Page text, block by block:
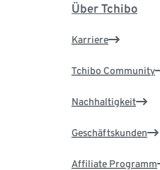
Über Tchibo
Karriere
Tchibo Community
Nachhaltigkeit
Geschäftskunden
Affiliate Programm